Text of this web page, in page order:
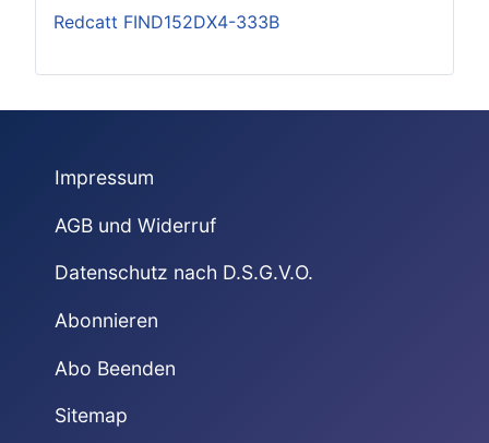
Redcatt FIND152DX4-333B
Impressum
AGB und Widerruf
Datenschutz nach D.S.G.V.O.
Abonnieren
Abo Beenden
Sitemap